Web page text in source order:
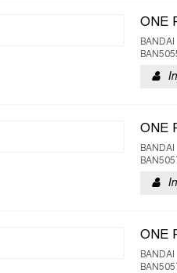
ONE
BANDAI
ONE
BANDAI
ONE
BANDAI